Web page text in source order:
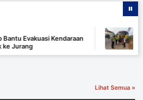
Kapolsek Pasar Kemis Tegaskan
Kendaraan Berat yang Parkir di
Ditertibkan
Lihat Semua »